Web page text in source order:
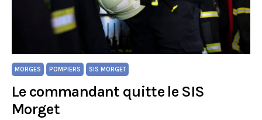
MORGES POMPIERS SIS MORGET
Le commandant quitte le SIS
Morget